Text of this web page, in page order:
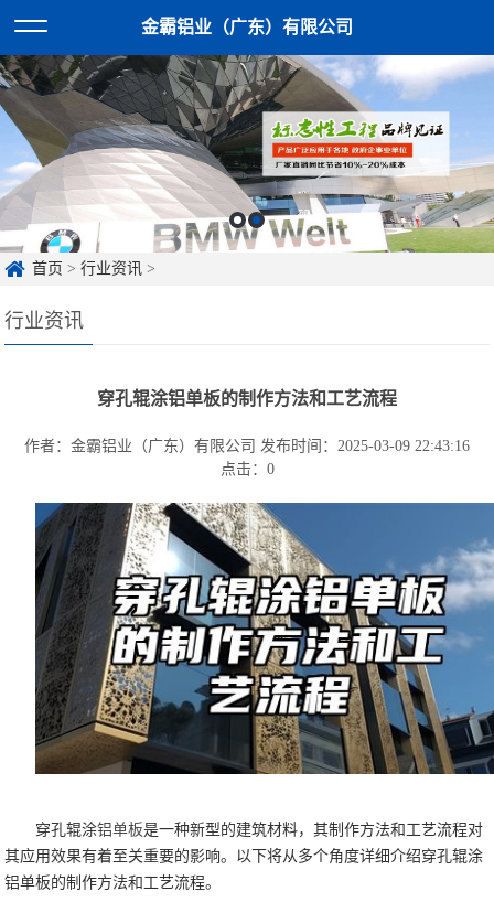
金霸铝业（广东）有限公司
首页 >行业资讯 >
行业资讯
穿孔辊涂铝单板的制作方法和工艺流程
作者：金霸铝业（广东）有限公司 发布时间：2025-03-09 22:43:16
点击： 0
穿孔辊涂铝单板是一种新型的建筑材料，其制作方法和工艺流程对
其应用效果有着至关重要的影响。以下将从多个角度详细介绍穿孔辊涂
铝单板的制作方法和工艺流程。